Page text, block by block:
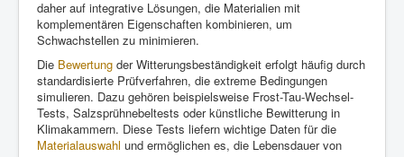
daher auf integrative Lösungen, die Materialien mit
komplementären Eigenschaften kombinieren, um
Schwachstellen zu minimieren.
Die Bewertung der Witterungsbeständigkeit erfolgt häufig durch
standardisierte Prüfverfahren, die extreme Bedingungen
simulieren. Dazu gehören beispielsweise Frost-Tau-Wechsel-
Tests, Salzsprühnebeltests oder künstliche Bewitterung in
Klimakammern. Diese Tests liefern wichtige Daten für die
Materialauswahl und ermöglichen es, die Lebensdauer von